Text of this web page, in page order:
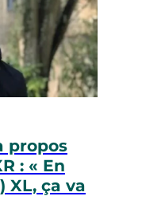
propos
: « En
XL, ça va